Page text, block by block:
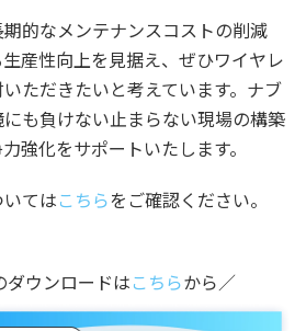
的なメンテナンスコストの削減
産性向上を見据え、ぜひワイヤレ
ただきたいと考えています。ナブ
も負けない止まらない現場の構築
強化をサポートいたします。
てはこちらをご確認ください。
ウンロードはこちらから／